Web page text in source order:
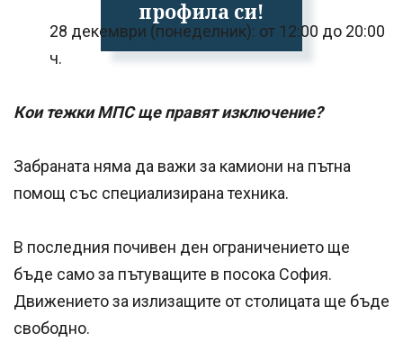
профила си!
28 декември (понеделник): от 12:00 до 20:00
ч.
Кои тежки МПС ще правят изключение?
Забраната няма да важи за камиони на пътна
помощ със специализирана техника.
В последния почивен ден ограничението ще
бъде само за пътуващите в посока София.
Движението за излизащите от столицата ще бъде
свободно.